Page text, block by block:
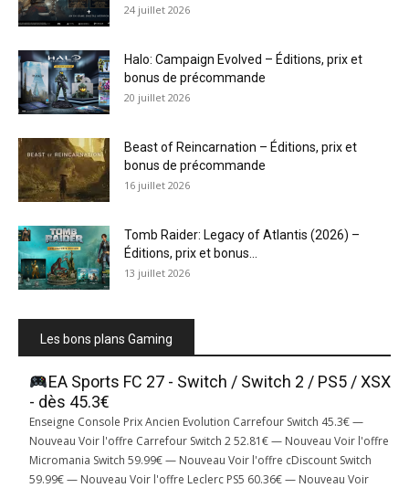
24 juillet 2026
Halo: Campaign Evolved – Éditions, prix et
bonus de précommande
20 juillet 2026
Beast of Reincarnation – Éditions, prix et
bonus de précommande
16 juillet 2026
Tomb Raider: Legacy of Atlantis (2026) –
Éditions, prix et bonus...
13 juillet 2026
Les bons plans Gaming
EA Sports FC 27 - Switch / Switch 2 / PS5 / XSX
- dès 45.3€
Enseigne Console Prix Ancien Evolution Carrefour Switch 45.3€ —
Nouveau Voir l'offre Carrefour Switch 2 52.81€ — Nouveau Voir l'offre
Micromania Switch 59.99€ — Nouveau Voir l'offre cDiscount Switch
59.99€ — Nouveau Voir l'offre Leclerc PS5 60.36€ — Nouveau Voir